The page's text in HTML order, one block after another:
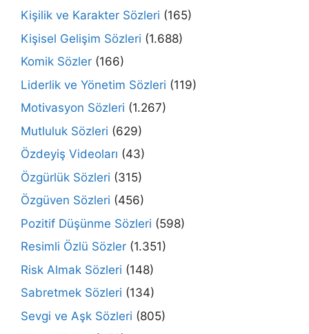
Kişilik ve Karakter Sözleri (165)
Kişisel Gelişim Sözleri (1.688)
Komik Sözler (166)
Liderlik ve Yönetim Sözleri (119)
Motivasyon Sözleri (1.267)
Mutluluk Sözleri (629)
Özdeyiş Videoları (43)
Özgürlük Sözleri (315)
Özgüven Sözleri (456)
Pozitif Düşünme Sözleri (598)
Resimli Özlü Sözler (1.351)
Risk Almak Sözleri (148)
Sabretmek Sözleri (134)
Sevgi ve Aşk Sözleri (805)